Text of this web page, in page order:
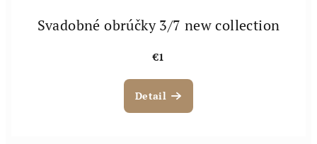
Svadobné obrúčky 3/7 new collection
€1
Detail